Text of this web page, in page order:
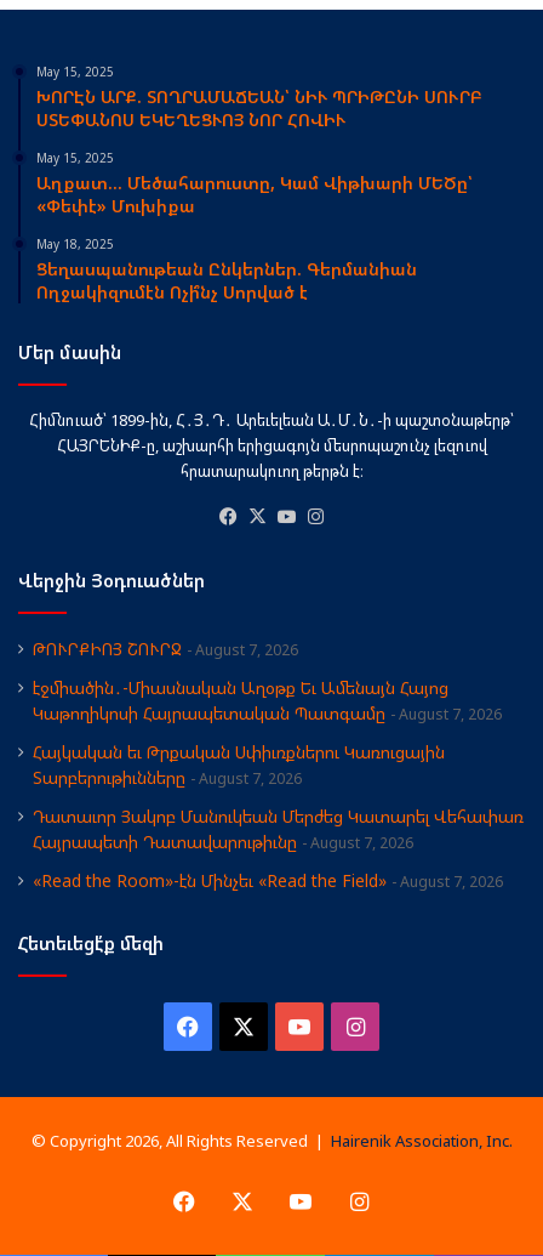
May 15, 2025
ԽՈՐԷՆ ԱՐՔ. ՏՈՂՐԱՄԱՃԵԱՆ՝ ՆԻՒ ՊՐԻԹԸՆԻ ՍՈՒՐԲ
ՍՏԵՓԱՆՈՍ ԵԿԵՂԵՑՒՈՅ ՆՈՐ ՀՈՎԻՒ
May 15, 2025
Աղքատ… Մեծահարուստը, Կամ Վիթխարի ՄԵԾը՝
«Փեփէ» Մուխիքա
May 18, 2025
Ցեղասպանութեան Ընկերներ. Գերմանիան
Ողջակիզումէն Ոչի՞նչ Սորված է
Մեր մասին
Հիմնուած՝ 1899-ին, Հ․Յ․Դ․ Արեւելեան Ա․Մ․Ն․-ի պաշտօնաթերթ՝
ՀԱՅՐԵՆԻՔ-ը, աշխարհի երիցագոյն մեսրոպաշունչ լեզուով
հրատարակուող թերթն է։
Facebook
X YouTube
Վերջին Յօդուածներ
ԹՈՒՐՔԻՈՅ ՇՈՒՐՋ August 7, 2026
էջմիածին․-Միասնական Աղօթք Եւ Ամենայն Հայոց
Կաթողիկոսի Հայրապետական Պատգամը
August 7, 2026
Հայկական եւ Թրքական Սփիւռքներու Կառուցային
Տարբերութիւնները
August 7, 2026
Դատաւոր Յակոբ Մանուկեան Մերժեց Կատարել Վեհափառ
Հայրապետի Դատավարութիւնը
August 7, 2026
«Read the Room»-էն Մինչեւ «Read the Field» August 7, 2026
Հետեւեցէ՛ք մեզի
Facebook YouTubeInstagram
© Copyright 2026, All Rights Reserved | Hairenik Association, Inc.
Facebook YouTubeInstagram